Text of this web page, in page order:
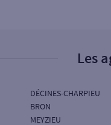
Les
DÉCINES-CHARPIEU
BRON
MEYZIEU